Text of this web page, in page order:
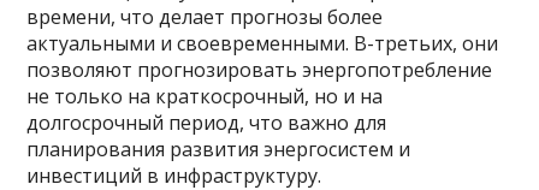
времени, что делает прогнозы более
актуальными и своевременными. В-третьих, они
позволяют прогнозировать энергопотребление
не только на краткосрочный, но и на
долгосрочный период, что важно для
планирования развития энергосистем и
инвестиций в инфраструктуру.